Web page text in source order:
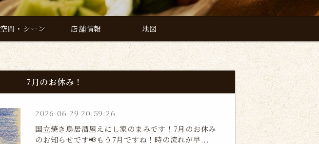
空間・シーン 店舗情報 地図
7月のお休み！
2026-06-29 20:59:26
国立焼き鳥居酒屋えにし家のまみです！7月のお休み
のお知らせです📢もう7月ですね！時の流れが早...